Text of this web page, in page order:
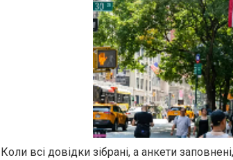
Коли всі довідки зібрані, а анкети